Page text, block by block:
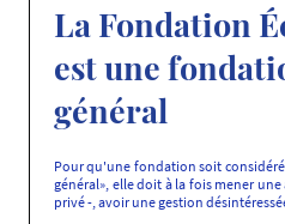
La Fondation
est une
général
Pour qu'une fondation soit
général», elle doit à la fois mener
privé -, avoir une gestion